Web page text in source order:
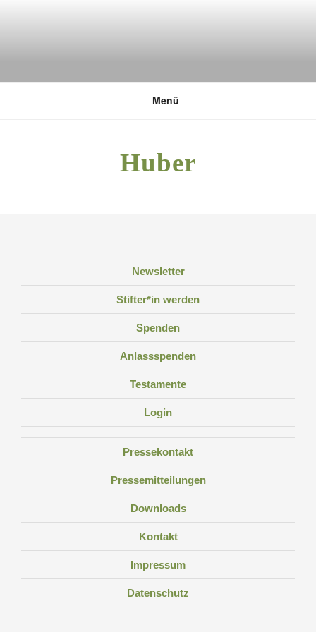
DEUTSCHE UMWELTSTIFTUNG
Menü
Huber
Newsletter
Stifter*in werden
Spenden
Anlassspenden
Testamente
Login
Pressekontakt
Pressemitteilungen
Downloads
Kontakt
Impressum
Datenschutz